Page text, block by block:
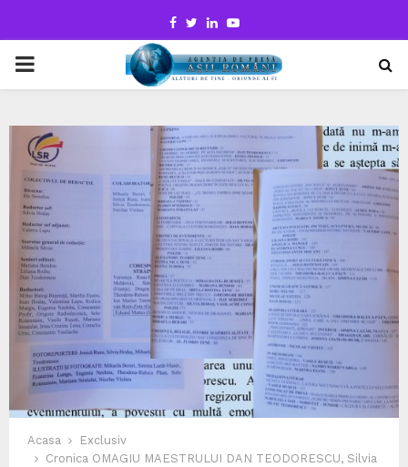
Facebook
TwitterLinkedinYoutube
PRIMARY
Acasa
Exclusiv
Cronica OMAGIU MAESTRULUI DAN TEODORESCU, Silvia